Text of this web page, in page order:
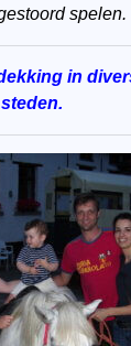
spelen.
in
steden.